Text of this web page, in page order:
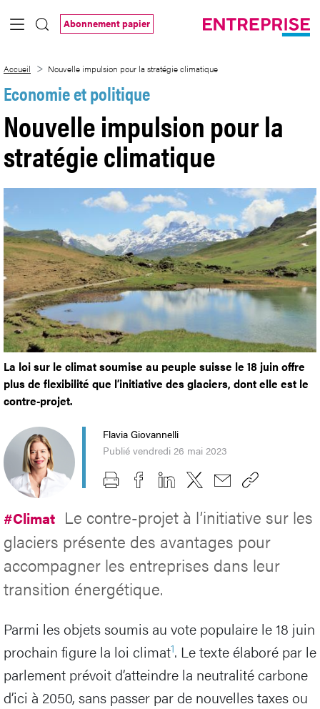
Saut au contenu principal
Abonnement papier
Accueil Nouvelle impulsion pour la stratégie climatique
Economie et politique
Nouvelle impulsion pour la
stratégie climatique
La loi sur le climat soumise au peuple suisse le 18 juin offre
plus de flexibilité que l’initiative des glaciers, dont elle est le
contre-projet.
Flavia Giovannelli
Publié vendredi 26 mai 2023
#Climat Le contre-projet à l’initiative sur les
glaciers présente des avantages pour
accompagner les entreprises dans leur
transition énergétique.
Parmi les objets soumis au vote populaire le 18 juin
prochain figure la loi climat1. Le texte élaboré par le
parlement prévoit d’atteindre la neutralité carbone
d’ici à 2050, sans passer par de nouvelles taxes ou